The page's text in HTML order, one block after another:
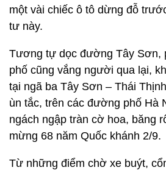
một vài chiếc ô tô dừng đỗ
tư này.
Tương tự dọc đường Tây Sơn,
phố cũng vắng người qua lại,
tại ngã ba Tây Sơn – Thái
ùn tắc, trên các đường phố Hà
ngách ngập tràn cờ hoa, băng
mừng 68 năm Quốc khánh 2/9.
Từ những điểm chờ xe buýt,